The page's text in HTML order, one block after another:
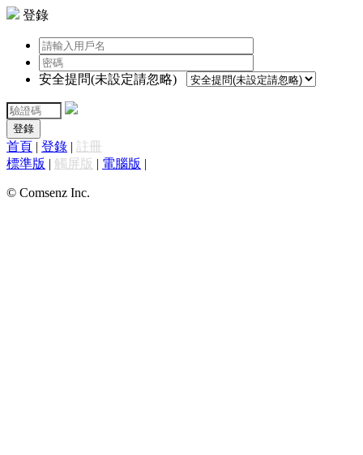
登錄
安全提問(未設定請忽略)
登錄
首頁 | 登錄 | 註冊
標準版 | 觸屏版 | 電腦版 |
© Comsenz Inc.